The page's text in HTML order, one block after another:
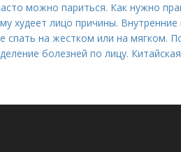
можно париться. Как нужно
худеет лицо причины. Внутренние
спать на жестком или на мягком.
болезней по лицу.